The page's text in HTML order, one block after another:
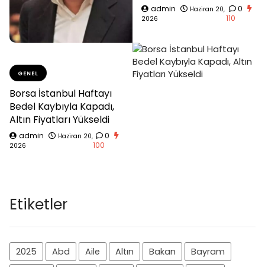
admin
Haziran 20,
2026
0
110
GENEL
Borsa İstanbul Haftayı
Bedel Kaybıyla Kapadı,
Altın Fiyatları Yükseldi
admin
Haziran 20,
2026
0
100
Etiketler
2025 Abd Aile Altın Bakan
Bayram